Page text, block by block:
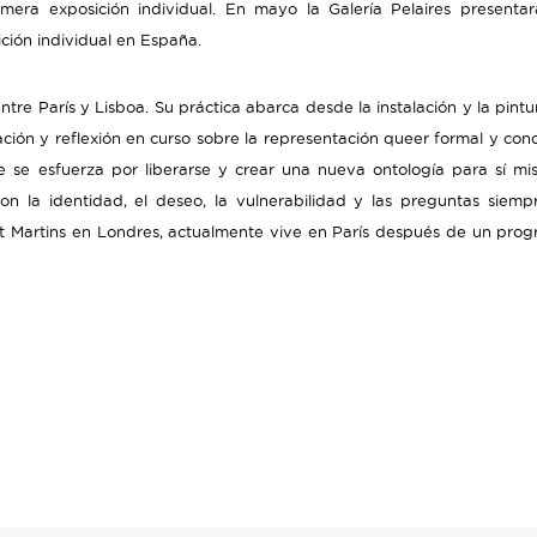
exposición individual. En mayo la Galería Pelaires
individual en España.
París y Lisboa. Su práctica abarca desde la instalación y la
y reflexión en curso sobre la representación queer formal y
se esfuerza por liberarse y crear una nueva ontología para sí
la identidad, el deseo, la vulnerabilidad y las preguntas
Martins en Londres, actualmente vive en París después de un